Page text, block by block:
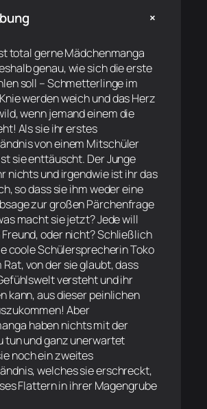
+
total gerne Mädchenmanga
genau, wie sich die erste
soll – Schmetterlinge im
werden weich und das Herz
wenn jemand einem die
Als sie ihr erstes
von einem Mitschüler
sie enttäuscht. Der Junge
nichts und irgendwie ist ihr das
so dass sie ihm weder eine
zur großen Pärchenfrage
macht sie jetzt? Jede will
oder nicht? Schließlich
coole Schülersprecherin Toko
Rat, von der sie glaubt, dass
versteht und ihr
kann, aus dieser peinlichen
Aber
haben nichts mit der
tun und ganz unerwartet
noch ein zweites
welches sie erschreckt,
Flattern in ihrer Magengrube